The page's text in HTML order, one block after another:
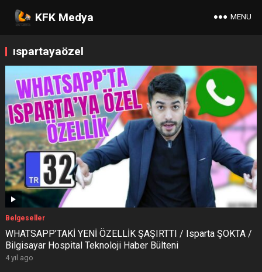
KFK Medya MENU
ıspartayaözel
Belgeseller
WHATSAPP’TAKİ YENİ ÖZELLİK ŞAŞIRTTI / Isparta ŞOKTA /
Bilgisayar Hospital Teknoloji Haber Bülteni
4 yıl ago